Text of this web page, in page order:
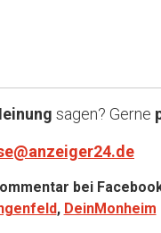
sagen? Gerne
bei
, DeinMonheim